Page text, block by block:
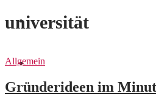
Allgemein
Startups
universität
Allgemein
Gründerideen im